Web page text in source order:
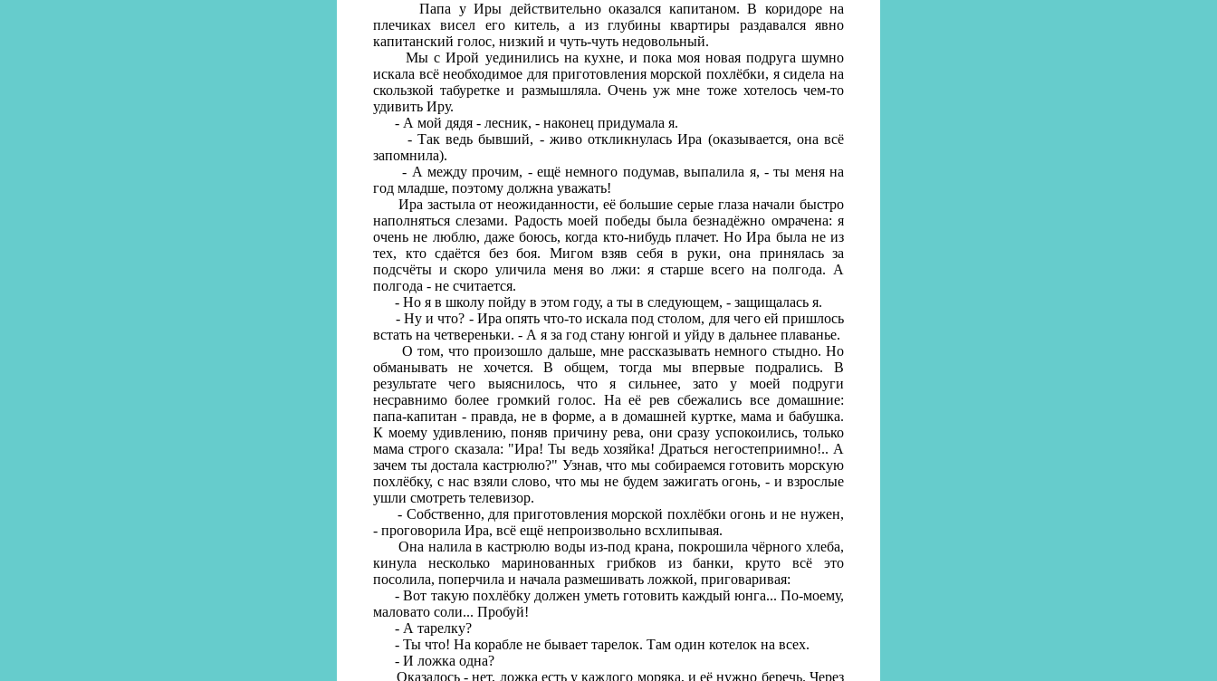
Папа у Иры действительно оказался капитаном. В коридоре на
плечиках висел его китель, а из глубины квартиры раздавался явно
капитанский голос, низкий и чуть-чуть недовольный.
Мы с Ирой уединились на кухне, и пока моя новая подруга шумно
искала всё необходимое для приготовления морской похлёбки, я сидела на
скользкой табуретке и размышляла. Очень уж мне тоже хотелось чем-то
удивить Иру.
- А мой дядя - лесник, - наконец придумала я.
- Так ведь бывший, - живо откликнулась Ира (оказывается, она всё
запомнила).
- А между прочим, - ещё немного подумав, выпалила я, - ты меня на
год младше, поэтому должна уважать!
Ира застыла от неожиданности, её большие серые глаза начали быстро
наполняться слезами. Радость моей победы была безнадёжно омрачена: я
очень не люблю, даже боюсь, когда кто-нибудь плачет. Но Ира была не из
тех, кто сдаётся без боя. Мигом взяв себя в руки, она принялась за
подсчёты и скоро уличила меня во лжи: я старше всего на полгода. А
полгода - не считается.
- Но я в школу пойду в этом году, а ты в следующем, - защищалась я.
- Ну и что? - Ира опять что-то искала под столом, для чего ей пришлось
встать на четвереньки. - А я за год стану юнгой и уйду в дальнее плаванье.
О том, что произошло дальше, мне рассказывать немного стыдно. Но
обманывать не хочется. В общем, тогда мы впервые подрались. В
результате чего выяснилось, что я сильнее, зато у моей подруги
несравнимо более громкий голос. На её рев сбежались все домашние:
папа-капитан - правда, не в форме, а в домашней куртке, мама и бабушка.
К моему удивлению, поняв причину рева, они сразу успокоились, только
мама строго сказала: "Ира! Ты ведь хозяйка! Драться негостеприимно!.. А
зачем ты достала кастрюлю?" Узнав, что мы собираемся готовить морскую
похлёбку, с нас взяли слово, что мы не будем зажигать огонь, - и взрослые
ушли смотреть телевизор.
- Собственно, для приготовления морской похлёбки огонь и не нужен,
- проговорила Ира, всё ещё непроизвольно всхлипывая.
Она налила в кастрюлю воды из-под крана, покрошила чёрного хлеба,
кинула несколько маринованных грибков из банки, круто всё это
посолила, поперчила и начала размешивать ложкой, приговаривая:
- Вот такую похлёбку должен уметь готовить каждый юнга... По-моему,
маловато соли... Пробуй!
- А тарелку?
- Ты что! На корабле не бывает тарелок. Там один котелок на всех.
- И ложка одна?
Оказалось - нет, ложка есть у каждого моряка, и её нужно беречь. Через